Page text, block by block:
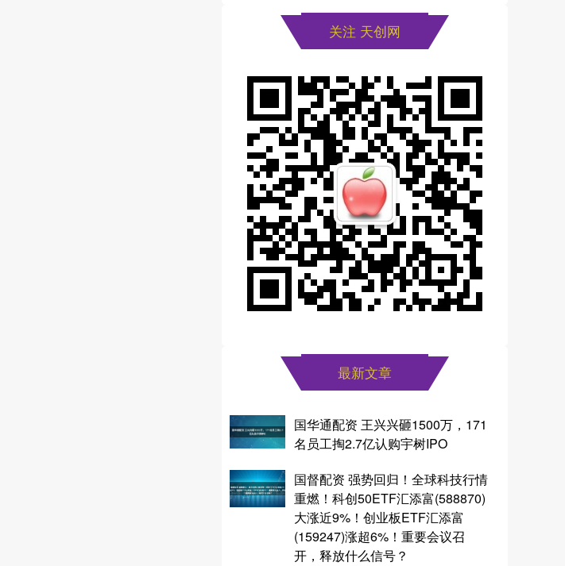
关注 天创网
最新文章
国华通配资 王兴兴砸1500万，171
名员工掏2.7亿认购宇树IPO
国督配资 强势回归！全球科技行情
重燃！科创50ETF汇添富(588870)
大涨近9%！创业板ETF汇添富
(159247)涨超6%！重要会议召
开，释放什么信号？